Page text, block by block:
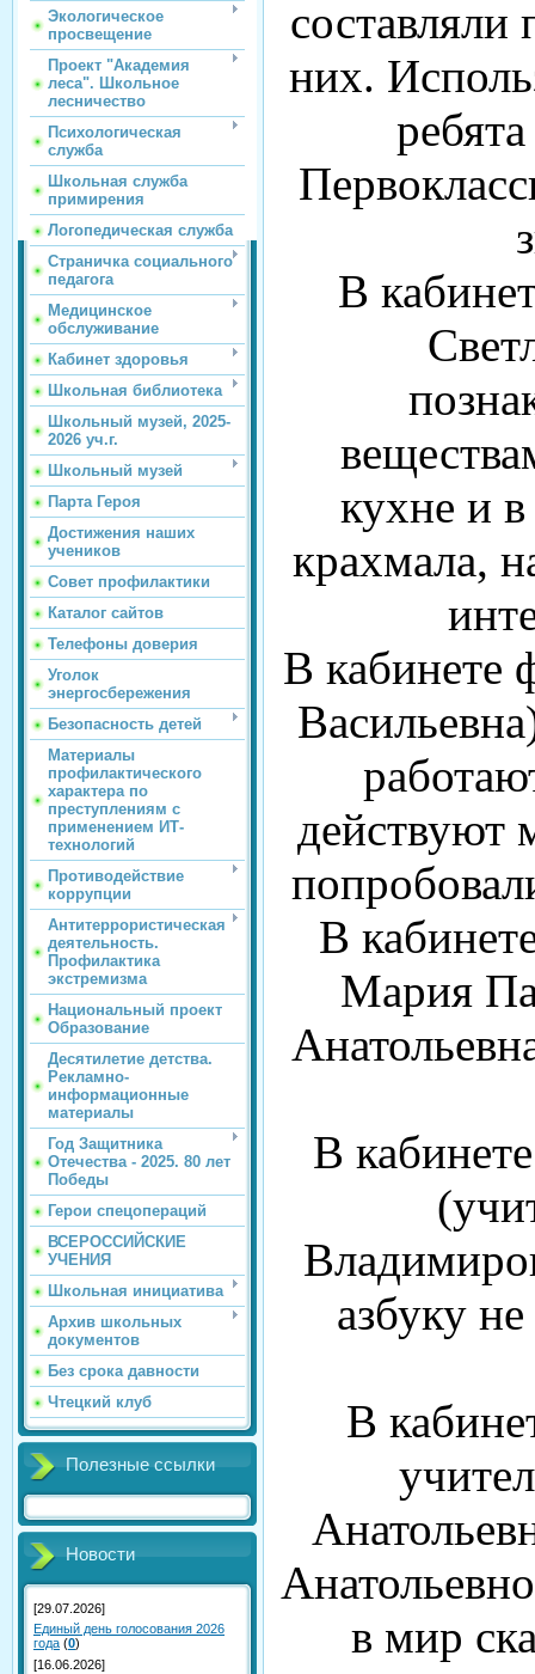
Экологическое
просвещение
Проект "Академия
леса". Школьное
лесничество
Психологическая
служба
Школьная служба
примирения
Логопедическая служба
Страничка социального
педагога
Медицинское
обслуживание
Кабинет здоровья
Школьная библиотека
Школьный музей, 2025-
2026 уч.г.
Школьный музей
Парта Героя
Достижения наших
учеников
Совет профилактики
Каталог сайтов
Телефоны доверия
Уголок
энергосбережения
Безопасность детей
Материалы
профилактического
характера по
преступлениям с
применением ИТ-
технологий
Противодействие
коррупции
Антитеррористическая
деятельность.
Профилактика
экстремизма
Национальный проект
Образование
Десятилетие детства.
Рекламно-
информационные
материалы
Год Защитника
Отечества - 2025. 80 лет
Победы
Герои спецопераций
ВСЕРОССИЙСКИЕ
УЧЕНИЯ
Школьная инициатива
Архив школьных
документов
Без срока давности
Чтецкий клуб
Полезные ссылки
Новости
[29.07.2026]
Единый день голосования 2026
года (0)
[16.06.2026]
составляли
них.
В
кухне и
крахмала,
В кабинете
действуют
В
Мария
В
азбуку
В
в мир